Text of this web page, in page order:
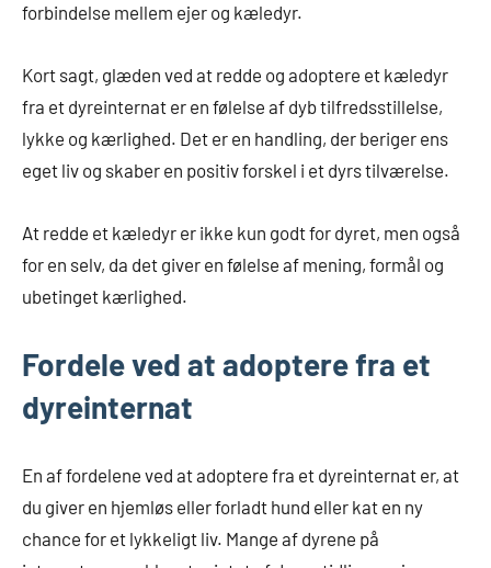
forbindelse mellem ejer og kæledyr.
Kort sagt, glæden ved at redde og adoptere et kæledyr
fra et dyreinternat er en følelse af dyb tilfredsstillelse,
lykke og kærlighed. Det er en handling, der beriger ens
eget liv og skaber en positiv forskel i et dyrs tilværelse.
At redde et kæledyr er ikke kun godt for dyret, men også
for en selv, da det giver en følelse af mening, formål og
ubetinget kærlighed.
Fordele ved at adoptere fra et
dyreinternat
En af fordelene ved at adoptere fra et dyreinternat er, at
du giver en hjemløs eller forladt hund eller kat en ny
chance for et lykkeligt liv. Mange af dyrene på